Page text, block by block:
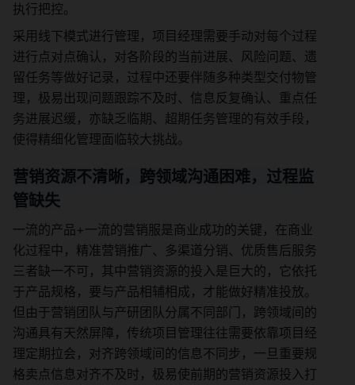
执行把控。
采用线下模式进行管理，项目经理需要手动对每个过程
进行点对点确认，对各阶段的当前进展、风险问题、遗
留任务等做好记录，过程中还要伴随多种类型交付物管
理，极易出现问题跟踪不及时、信息反复确认、重点任
务进展迟缓，亦缺乏临期、超期任务管理的有效手段，
使得精细化管理面临较大挑战。
营销资源不清晰，跨领域沟通困难，过程监
管缺失
一流的产品+一流的营销服是商业成功的关键，在商业
化过程中，精准营销推广、多渠道分销、优质售后服务
三者缺一不可，其中营销资源的投入是巨大的，它依托
于产品规格，要与产品相辅相成，才能做好精准投放。
但由于营销团队与产研团队分属不同部门，跨领域间的
沟通具有天然屏障，传统项目管理往往需要依靠项目经
理定期拉会，对齐跨领域间的信息不同步，一旦重要规
格卖点信息对齐不及时，极易使前期的营销资源投入打